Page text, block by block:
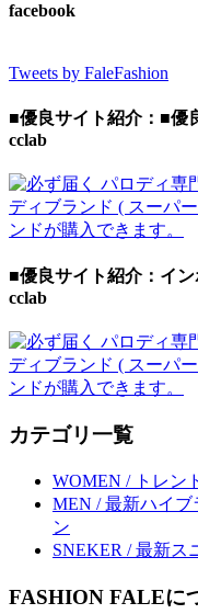
facebook
Tweets by FaleFashion
■優良サイト紹介：■優
cclab
■優良サイト紹介：イ
cclab
カテゴリ一覧
WOMEN / トレン
MEN / 最新ハイ
ン
SNEKER / 最新ス
FASHION FALEに